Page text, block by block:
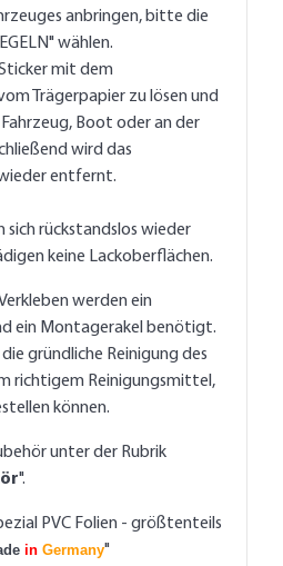
anbringen, bitte die
wählen.
mit dem
Trägerpapier zu lösen und
Boot oder an der
wird das
entfernt.
sich rückstandslos wieder
keine Lackoberflächen.
werden ein
ein Montagerakel benötigt.
gründliche Reinigung des
richtigem Reinigungsmittel,
können.
unter der Rubrik
".
PVC Folien - größtenteils
in Germany"